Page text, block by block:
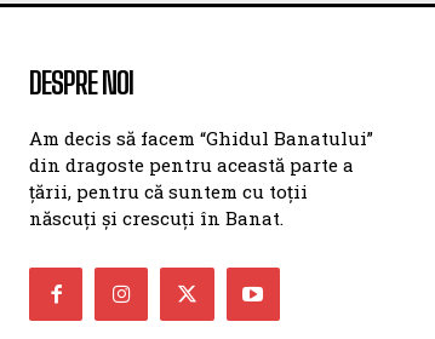
DESPRE NOI
Am decis să facem “Ghidul Banatului”
din dragoste pentru această parte a
țării, pentru că suntem cu toții
născuți și crescuți în Banat.